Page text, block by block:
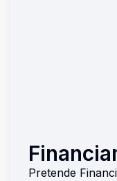
Pretende